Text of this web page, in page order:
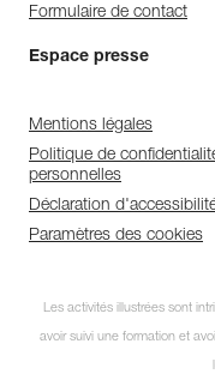
Formulaire de contact
Espace presse
Mentions légales
Politique de
personnelles
Déclaration
Paramètres des cookies
Les activités illustrées sont
avoir suivi une formation et